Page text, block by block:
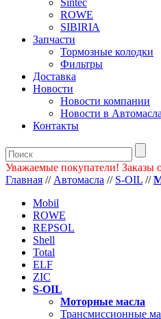
Sintec
ROWE
SIBIRIA
Запчасти
Тормозные колодки
Фильтры
Доставка
Новости
Новости компании
Новости в
Контакты
Уважаемые покупатели!
Главная //Автомасла // S-OIL //
Mobil
ROWE
REPSOL
Shell
Total
ELF
ZIC
S-OIL
Моторные масла
Трансмиссионные